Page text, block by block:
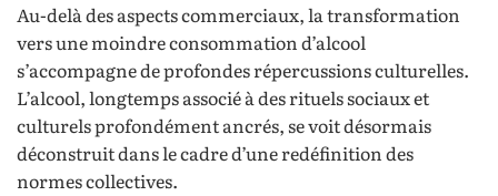
Au-delà des aspects commerciaux, la transformation
vers une moindre consommation d’alcool
s’accompagne de profondes répercussions culturelles.
L’alcool, longtemps associé à des rituels sociaux et
culturels profondément ancrés, se voit désormais
déconstruit dans le cadre d’une redéfinition des
normes collectives.